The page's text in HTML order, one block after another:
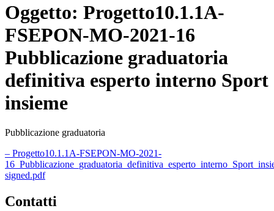
Oggetto: Progetto10.1.1A-
FSEPON-MO-2021-16
Pubblicazione graduatoria
definitiva esperto interno Sport
insieme
Pubblicazione graduatoria
– Progetto10.1.1A-FSEPON-MO-2021-
signed.pdf
Contatti